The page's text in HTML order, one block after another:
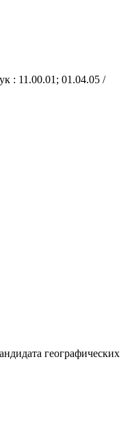
: 11.00.01; 01.04.05 /
географических